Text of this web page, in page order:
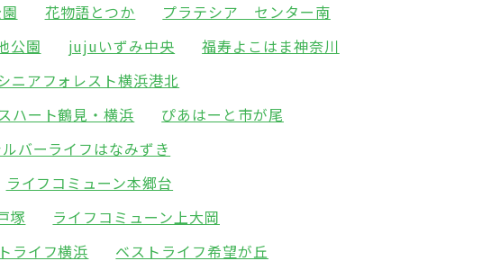
花物語とつか
プラテシア センター南
公園 jujuいずみ中央
福寿よこはま神奈川
ニアフォレスト横浜港北
ハート鶴見・横浜
ぴあはーと市が尾
ルバーライフはなみずき
ライフコミューン本郷台
塚
ライフコミューン上大岡
ライフ横浜
ベストライフ希望が丘